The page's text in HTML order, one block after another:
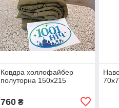
Ковдра холлофайбер
полуторна 150х215
760₴